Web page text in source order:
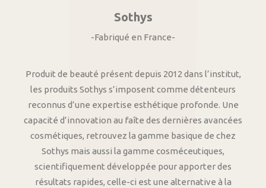
Sothys
-Fabriqué en France-
Produit de beauté présent depuis 2012 dans l’institut,
les produits Sothys s’imposent comme détenteurs
reconnus d’une expertise esthétique profonde. Une
capacité d’innovation au faîte des dernières avancées
cosmétiques, retrouvez la gamme basique de chez
Sothys mais aussi la gamme cosméceutiques,
scientifiquement développée pour apporter des
résultats rapides, celle-ci est une alternative à la